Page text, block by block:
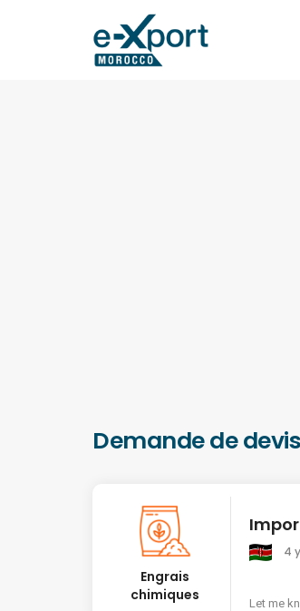
Demande de devis
Engrais
chimiques
4
Let me